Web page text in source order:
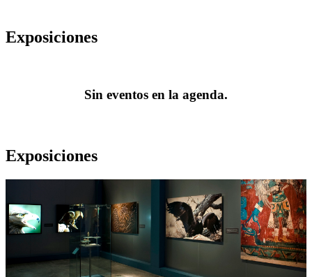
Exposiciones
Sin eventos en la agenda.
Exposiciones